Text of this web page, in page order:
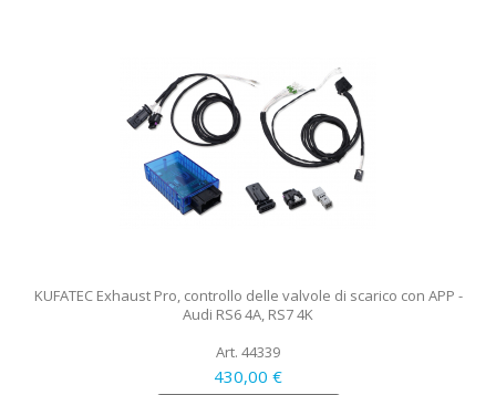
KUFATEC Exhaust Pro, controllo delle valvole di scarico con APP -
Audi RS6 4A, RS7 4K
Art. 44339
430,00 €